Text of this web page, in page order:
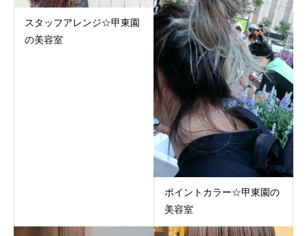
スタッフアレンジ☆甲東園
の美容室
ポイントカラー☆甲東園の
美容室